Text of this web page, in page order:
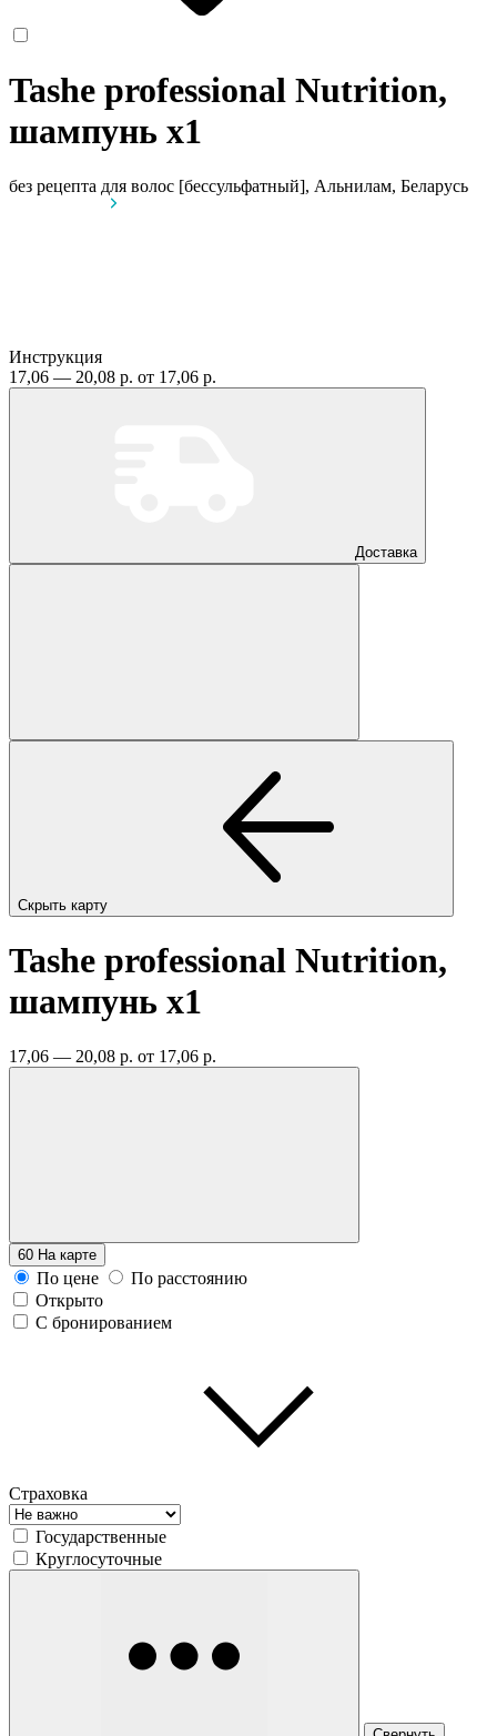
Tashe professional Nutrition,
шампунь x1
без рецепта для волос [бессульфатный], Альнилам, Беларусь
Инструкция
17,06 — 20,08 р. от 17,06 р.
Доставка
Скрыть карту
Tashe professional Nutrition,
шампунь x1
17,06 — 20,08 р. от 17,06 р.
60 На карте
По цене
По расстоянию
Открыто
С бронированием
Страховка
Государственные
Круглосуточные